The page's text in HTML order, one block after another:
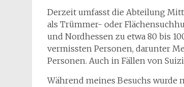
Derzeit umfasst die Abteilung
als Trümmer- oder
und Nordhessen zu etwa 80 bis
vermissten Personen, darunter
Personen. Auch in Fällen von
Während meines Besuchs